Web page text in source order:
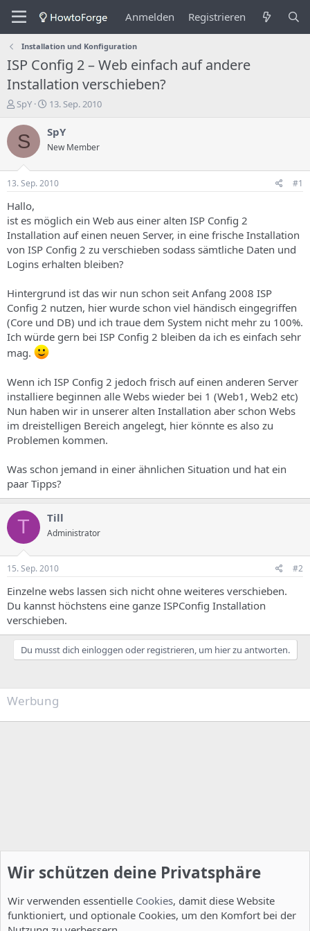
Anmelden Registrieren
Installation und Konfiguration
ISP Config 2 – Web einfach auf andere
Installation verschieben?
E
s
t
e
e
r
d
e
s
T
h
m
s
SpY
E
s
e
l
u
s
d
a
t
m
13. Sep. 2010
S SpY
New Member
13. Sep. 2010 #1
Hallo,
ist es möglich ein Web aus einer alten ISP Config 2
Installation auf einen neuen Server, in eine frische Installation
von ISP Config 2 zu verschieben sodass sämtliche Daten und
Logins erhalten bleiben?
Hintergrund ist das wir nun schon seit Anfang 2008 ISP
Config 2 nutzen, hier wurde schon viel händisch eingegriffen
(Core und DB) und ich traue dem System nicht mehr zu 100%.
Ich würde gern bei ISP Config 2 bleiben da ich es einfach sehr
mag.
Wenn ich ISP Config 2 jedoch frisch auf einen anderen Server
installiere beginnen alle Webs wieder bei 1 (Web1, Web2 etc)
Nun haben wir in unserer alten Installation aber schon Webs
im dreistelligen Bereich angelegt, hier könnte es also zu
Problemen kommen.
Was schon jemand in einer ähnlichen Situation und hat ein
paar Tipps?
T Till
Administrator
15. Sep. 2010 #2
Einzelne webs lassen sich nicht ohne weiteres verschieben.
Du kannst höchstens eine ganze ISPConfig Installation
verschieben.
Du musst dich einloggen oder registrieren, um hier zu antworten.
Werbung
Wir schützen deine Privatsphäre
Wir verwenden essentielle Cookies, damit diese Website
funktioniert, und optionale Cookies, um den Komfort bei der